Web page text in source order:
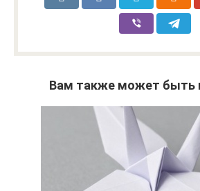
Вам также может быть